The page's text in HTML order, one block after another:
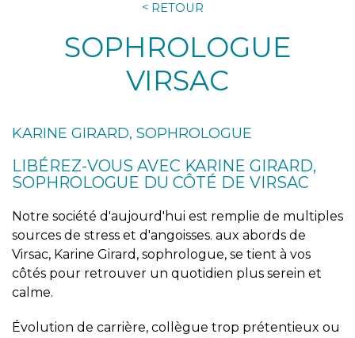
RETOUR
SOPHROLOGUE
VIRSAC
KARINE GIRARD, SOPHROLOGUE
LIBÉREZ-VOUS AVEC KARINE GIRARD,
SOPHROLOGUE DU CÔTÉ DE VIRSAC
Notre société d'aujourd'hui est remplie de multiples
sources de stress et d'angoisses. aux abords de
Virsac, Karine Girard, sophrologue, se tient à vos
côtés pour retrouver un quotidien plus serein et
calme.
Évolution de carrière, collègue trop prétentieux ou